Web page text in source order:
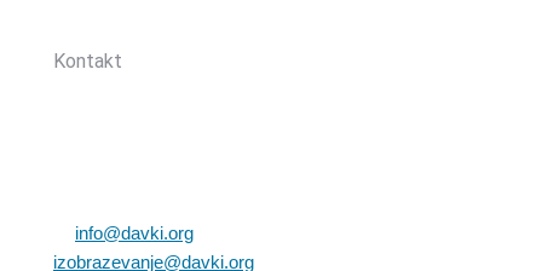
Kontakt
info@davki.org
izobrazevanje@davki.org